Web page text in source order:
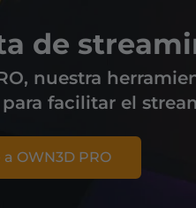
de
nuestra
facilitar el
OWN3D PRO